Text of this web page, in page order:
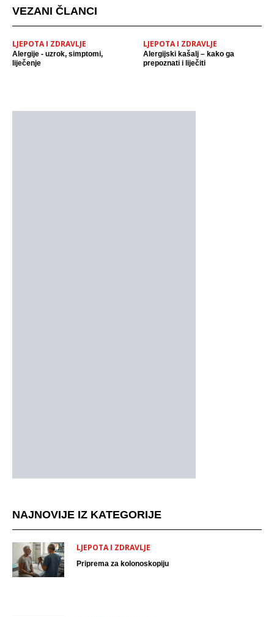
VEZANI ČLANCI
LJEPOTA I ZDRAVLJE
Alergije - uzrok, simptomi,
liječenje
LJEPOTA I ZDRAVLJE
Alergijski kašalj – kako ga
prepoznati i liječiti
NAJNOVIJE IZ KATEGORIJE
LJEPOTA I ZDRAVLJE
Priprema za kolonoskopiju